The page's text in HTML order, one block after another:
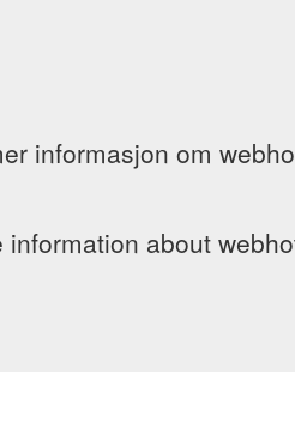
informasjon om
information about